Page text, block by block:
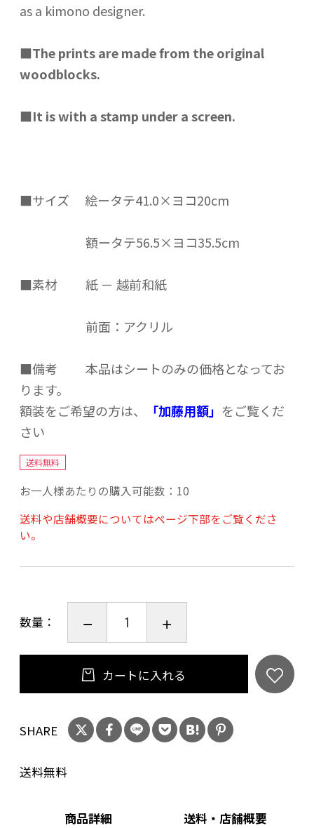
as a kimono designer.
■The prints are made from the original
woodblocks.
■It is with a stamp under a screen.
■サイズ 絵ータテ41.0×ヨコ20cm
額ータテ56.5×ヨコ35.5cm
■素材 紙 － 越前和紙
前面：アクリル
■備考
本品はシートのみの価格となってお
ります。
額装をご希望の方は、
「加藤用額」 をご覧くだ
さい
送料無料
お一人様あたりの購入可能数：10
送料や店舗概要についてはページ下部をご覧くださ
い。
数量：
カートに入れる
SHARE
送料無料
商品詳細 送料・店舗概要